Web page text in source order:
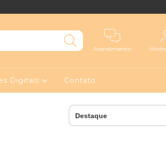
Atendimento
Digitais Contato